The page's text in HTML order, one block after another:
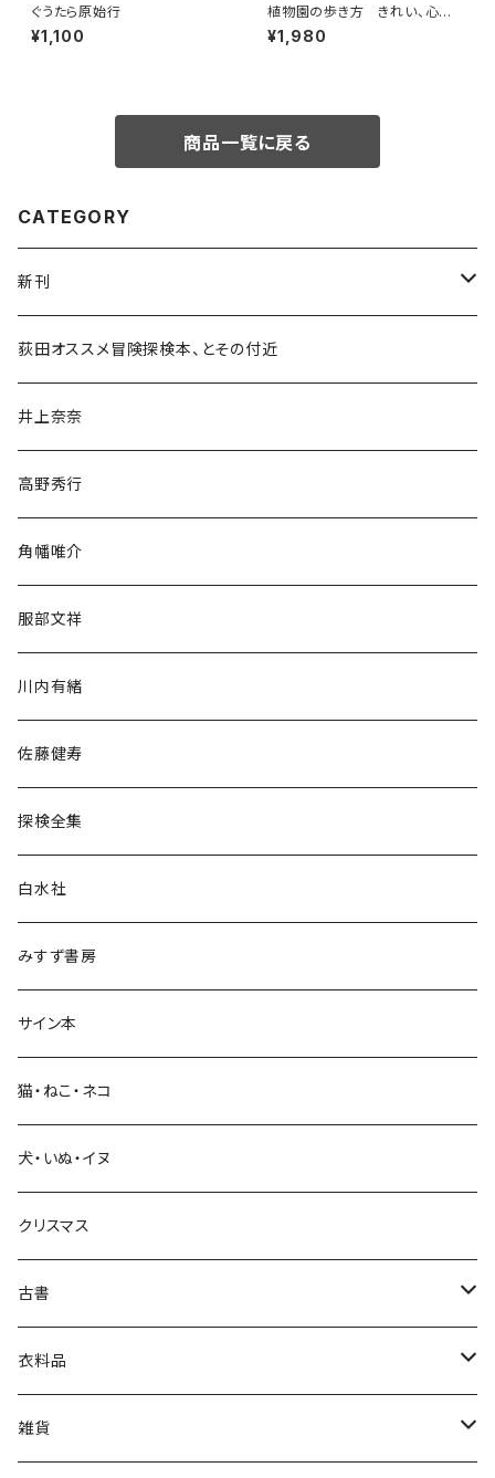
ぐうたら原始行
¥1,100
植物園の歩き方 きれい、心地
よい、愛おしい さまざまな「うつ
くしい」を求めて
¥1,980
商品一覧に戻る
CATEGORY
新刊
和書
文学・小説・物語
随筆・ノンフィクション・その他
民族・風習
言語・ことば
生活・暮らし
芸術・絵画・写真
絵本・児童書
娯楽・エンターテインメント
荻田オススメ冒険探検本、とその付近
井上奈奈
高野秀行
角幡唯介
服部文祥
川内有緒
佐藤健寿
探検全集
白水社
みすず書房
サイン本
猫・ねこ・ネコ
犬・いぬ・イヌ
クリスマス
古書
古書セット
美術
衣料品
POLEWARDS
雑貨